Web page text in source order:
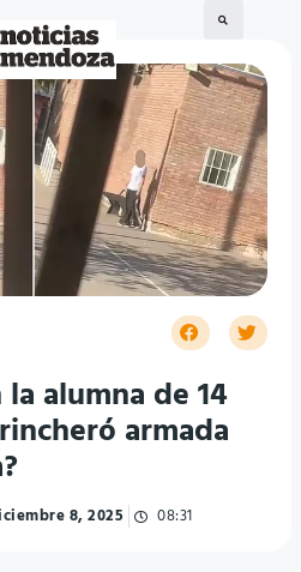
alumna de 14
armada
8, 2025 08:31